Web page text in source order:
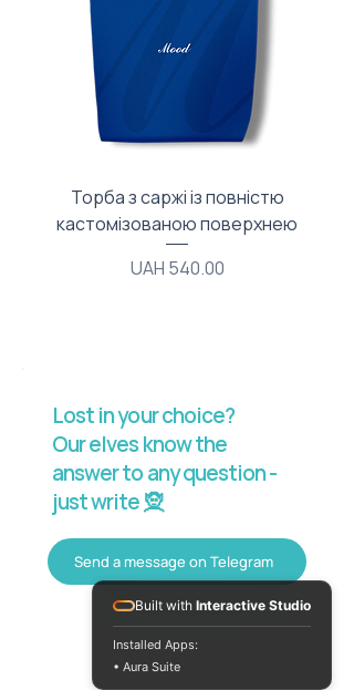
Торба з саржі із повністю
кастомізованою поверхнею
Price
UAH 540.00
Lost in your choice?
Our elves know the
answer to any question -
just write 🧝
Send a message on Telegram
Built with Interactive Studio
Installed Apps:
• Aura Suite